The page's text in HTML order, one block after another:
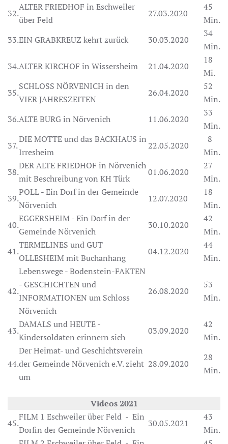
32.
ALTER FRIEDHOF in Eschweiler
über Feld
27.03.2020
45
Min.
33.EIN GRABKREUZ kehrt zurück 30.03.2020
34
Min.
34.ALTER KIRCHOF in Wissersheim 21.04.2020
18
Mi.
35.
SCHLOSS NÖRVENICH in den
VIER JAHRESZEITEN
26.04.2020
52
Min.
36.ALTE BURG in Nörvenich 11.06.2020
33
Min.
37.
DIE MOTTE und das BACKHAUS in
Irresheim
22.05.2020
8
Min.
38.
DER ALTE FRIEDHOF in Nörvenich
mit Beschreibung von KH Türk
01.06.2020
27
Min.
39.
POLL - Ein Dorf in der Gemeinde
Nörvenich
12.07.2020
18
Min.
40.
EGGERSHEIM - Ein Dorf in der
Gemeinde Nörvenich
30.10.2020
42
Min.
41.
TERMELINES und GUT
OLLESHEIM mit Buchanhang
04.12.2020
44
Min.
42.
Lebenswege - Bodenstein-FAKTEN
- GESCHICHTEN und
INFORMATIONEN um Schloss
Nörvenich
26.08.2020
53
Min.
43.
DAMALS und HEUTE -
Kindersoldaten erinnern sich
03.09.2020
42
Min.
44.
Der Heimat- und Geschichtsverein
der Gemeinde Nörvenich e.V. zieht
um
28.09.2020
28
Min.
Videos 2021
45.
FILM 1 Eschweiler über Feld - Ein
Dorfin der Gemeinde Nörvenich
30.05.2021
43
Min.